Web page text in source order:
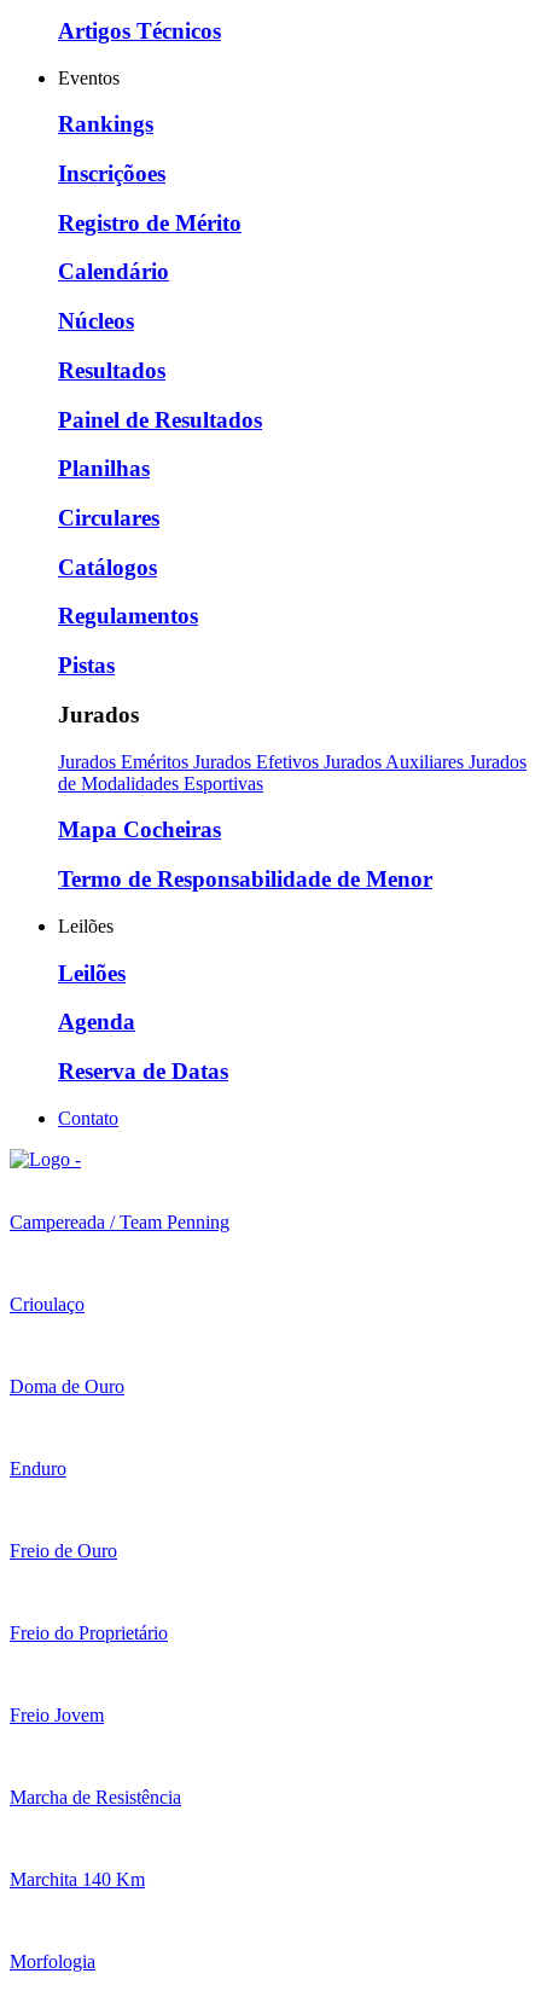
Artigos Técnicos
Eventos
Rankings
Inscriçõoes
Registro de Mérito
Calendário
Núcleos
Resultados
Painel de Resultados
Planilhas
Circulares
Catálogos
Regulamentos
Pistas
Jurados
Jurados Eméritos Jurados Efetivos Jurados Auxiliares Jurados
de Modalidades Esportivas
Mapa Cocheiras
Termo de Responsabilidade de Menor
Leilões
Leilões
Agenda
Reserva de Datas
Contato
Campereada / Team Penning
Crioulaço
Doma de Ouro
Enduro
Freio de Ouro
Freio do Proprietário
Freio Jovem
Marcha de Resistência
Marchita 140 Km
Morfologia